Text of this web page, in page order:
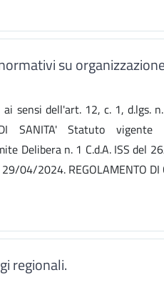
su
sensi dell'art. 12, c. 1, d.lgs.
DI SANITA' Statuto
Delibera n. 1 C.d.A. ISS del
29/04/2024. REGOLAMENTO DI
regionali.